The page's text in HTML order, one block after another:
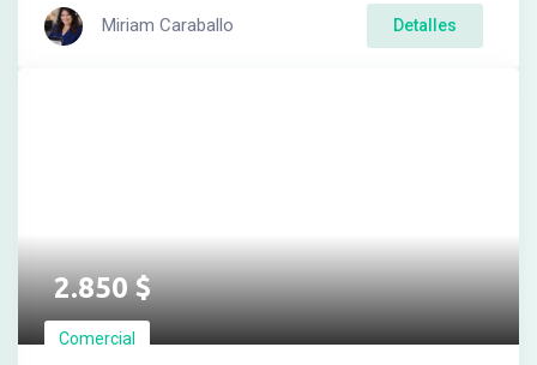
Miriam Caraballo Detalles
2.850$
Comercial